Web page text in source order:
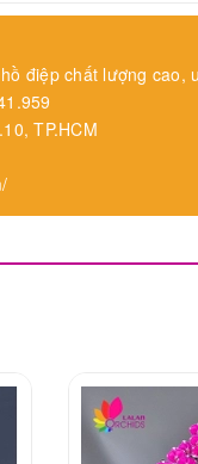
điệp chất lượng cao,
TP.HCM